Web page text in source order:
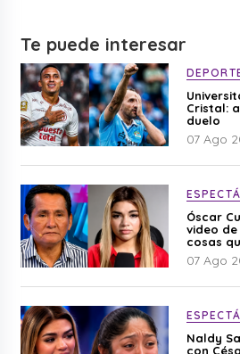
Te puede interesar
Cristal:
duelo
07 Ago
Óscar
video
cosas
editado”
07 Ago
Naldy
con